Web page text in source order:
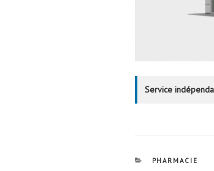
Service
CATÉGORIES
PHARMACIE